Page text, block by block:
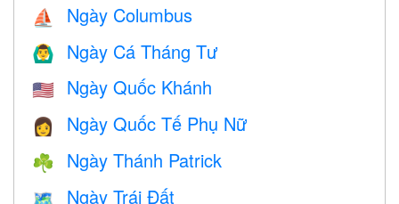
⛵️ Ngày Columbus
🙆‍♂️ Ngày Cá Tháng Tư
🇺🇸 Ngày Quốc Khánh
👩 Ngày Quốc Tế Phụ Nữ
☘️ Ngày Thánh Patrick
🗺️ Ngày Trái Đất